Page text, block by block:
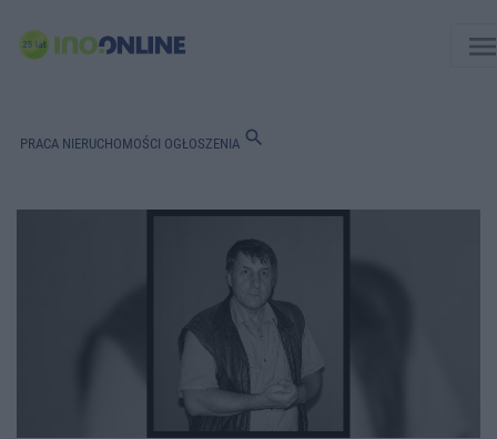
PRACA NIERUCHOMOŚCI OGŁOSZENIA search